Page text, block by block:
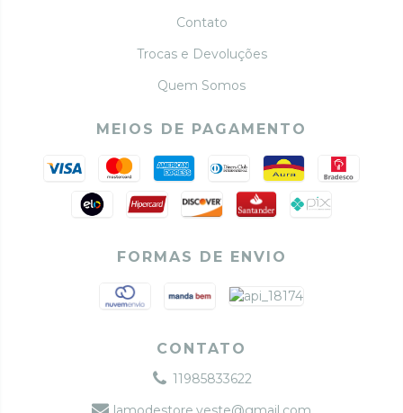
Contato
Trocas e Devoluções
Quem Somos
MEIOS DE PAGAMENTO
FORMAS DE ENVIO
CONTATO
11985833622